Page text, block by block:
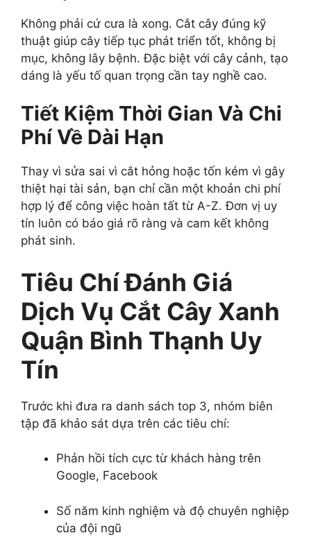
Không phải cứ cưa là xong. Cắt cây đúng kỹ
thuật giúp cây tiếp tục phát triển tốt, không bị
mục, không lây bệnh. Đặc biệt với cây cảnh, tạo
dáng là yếu tố quan trọng cần tay nghề cao.
Tiết Kiệm Thời Gian Và Chi
Phí Về Dài Hạn
Thay vì sửa sai vì cắt hỏng hoặc tốn kém vì gây
thiệt hại tài sản, bạn chỉ cần một khoản chi phí
hợp lý để công việc hoàn tất từ A-Z. Đơn vị uy
tín luôn có báo giá rõ ràng và cam kết không
phát sinh.
Tiêu Chí Đánh Giá
Dịch Vụ Cắt Cây Xanh
Quận Bình Thạnh Uy
Tín
Trước khi đưa ra danh sách top 3, nhóm biên
tập đã khảo sát dựa trên các tiêu chí:
Phản hồi tích cực từ khách hàng trên
Google, Facebook
Số năm kinh nghiệm và độ chuyên nghiệp
của đội ngũ